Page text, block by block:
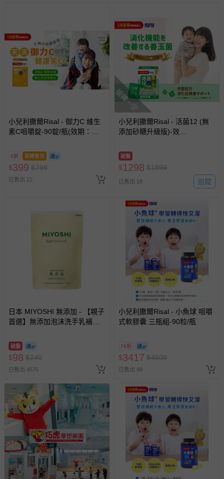
小兒利撒爾Risal - 御力C 維生
素C咀嚼錠-90錠/瓶(效期：
5折 即將售完
$399 $799
已售出 22
搶購一空
小兒利撒爾Risal - 活菌12 (無
添加砂糖升級版)-效
破盤
$1298 $1899
已售出 18 追蹤
日本 MIYOSHI 無添加 - 【親子
首選】無添加泡沫洗手乳補充
破盤
$98 $240
已售出 4575
小兒利撒爾Risal - 小魚球 咀嚼
式軟膠囊 三瓶組-90粒/瓶
76折
$3417 $4500
已售出 99